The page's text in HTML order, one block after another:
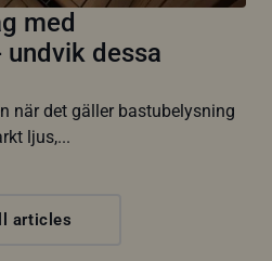
med
undvik dessa
när det gäller bastubelysning
ljus,...
articles